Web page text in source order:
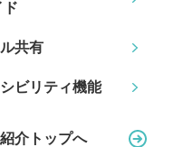
ド
共有
ビリティ機能
介トップへ